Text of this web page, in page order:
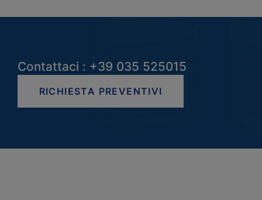
Contattaci : +39 035 525015
RICHIESTA PREVENTIVI